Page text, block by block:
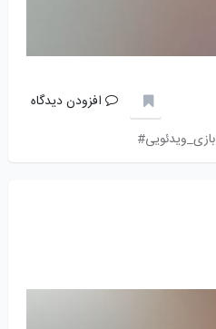
افزودن دیدگاه
بازی_ویدئویی#